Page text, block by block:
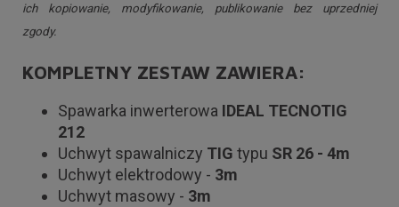
ich kopiowanie, modyfikowanie, publikowanie bez uprzedniej
zgody.
KOMPLETNY ZESTAW ZAWIERA:
Spawarka inwerterowa IDEAL TECNOTIG
212
Uchwyt spawalniczy TIG typu SR 26 - 4m
Uchwyt elektrodowy - 3m
Uchwyt masowy - 3m